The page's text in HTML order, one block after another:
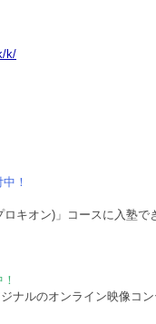
k/
！
キオン)」コースに入塾で
ナルのオンライン映像コ